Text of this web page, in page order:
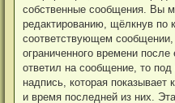
собственные сообщения. Вы
редактированию, щёлкнув по
соответствующем сообщении,
ограниченного времени
ответил на сообщение, то
надпись, которая показывает
и время последней из них.